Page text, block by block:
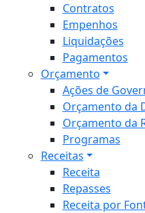
Contratos
Empenhos
Liquidações
Pagamentos
Orçamento
Ações de
Orçamento da
Orçamento da
Programas
Receitas
Receita
Repasses
Receita por